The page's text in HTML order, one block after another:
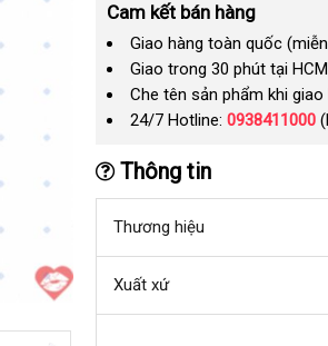
Cam kết bán hàng
Giao hàng toàn quốc
Giao trong 30 phút tại
Che tên sản phẩm khi giao
24/7 Hotline: 0938411000
Thông tin
Thương hiệu
Xuất xứ